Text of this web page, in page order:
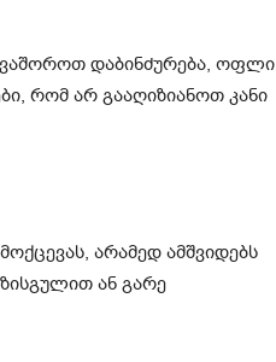
დაბინძურება, ოფლი
რომ არ გააღიზიანოთ კანი
არამედ ამშვიდებს
ან გარე